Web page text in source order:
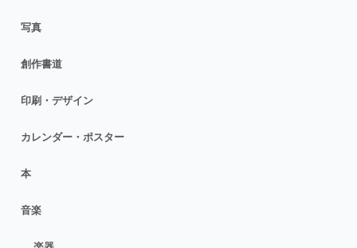
写真
創作書道
印刷・デザイン
カレンダー・ポスター
本
音楽